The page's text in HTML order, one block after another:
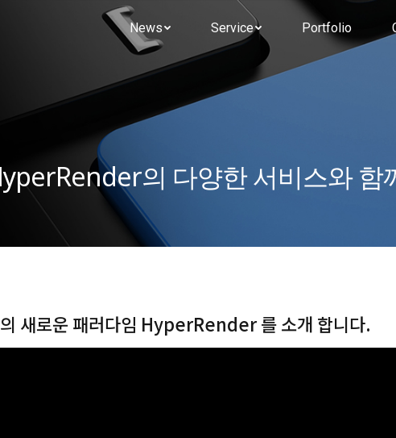
News Service Portfolio
의 다양한 서비스와 함
새로운 패러다임 HyperRender 를 소개 합니다.